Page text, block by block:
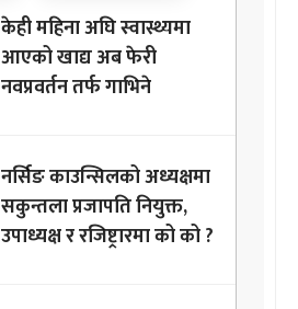
केही महिना अघि स्वास्थ्यमा
आएको खाद्य अब फेरी
नवप्रवर्तन तर्फ गाभिने
नर्सिङ काउन्सिलको अध्यक्षमा
सकुन्तला प्रजापति नियुक्त,
उपाध्यक्ष र रजिष्ट्रारमा को को ?